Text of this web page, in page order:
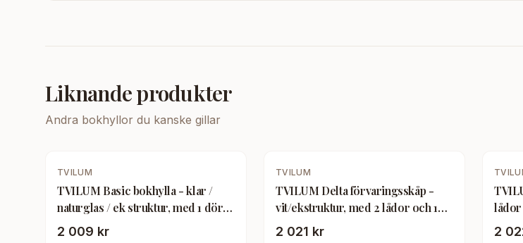
Liknande produkter
Andra bokhyllor du kanske gillar
TVILUM
TVILUM Basic bokhylla - klar /
naturglas / ek struktur, med 1 dörr
och 2 hyllplan
2 009 kr
TVILUM
TVILUM Delta förvaringsskåp -
vit/ekstruktur, med 2 lådor och 1
dörr
2 021 kr 2